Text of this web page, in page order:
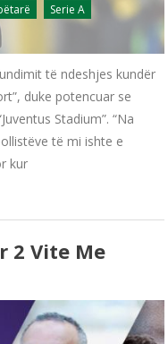
Serie A
të ndeshjes kundër
duke potencuar se
Stadium”. “Na
të mi ishte e
kur
2 Vite Me